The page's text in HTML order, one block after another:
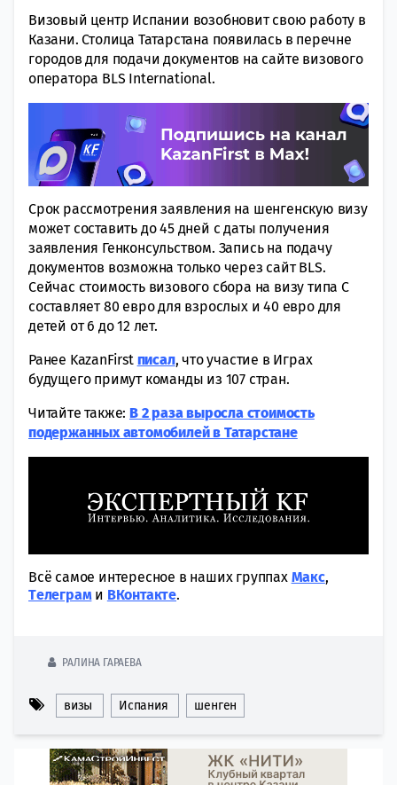
Визовый центр Испании возобновит свою работу в
Казани. Столица Татарстана появилась в перечне
городов для подачи документов на сайте визового
оператора BLS International.
Срок рассмотрения заявления на шенгенскую визу
может составить до 45 дней с даты получения
заявления Генконсульством. Запись на подачу
документов возможна только через сайт BLS.
Сейчас стоимость визового сбора на визу типа С
составляет 80 евро для взрослых и 40 евро для
детей от 6 до 12 лет.
Ранее KazanFirst писал, что участие в Играх
будущего примут команды из 107 стран.
Читайте также: В 2 раза выросла стоимость
подержанных автомобилей в Татарстане
Всё самое интересное в наших группах Макс,
Tелеграми ВКонтакте.
РАЛИНА ГАРАЕВА
визы Испания шенген